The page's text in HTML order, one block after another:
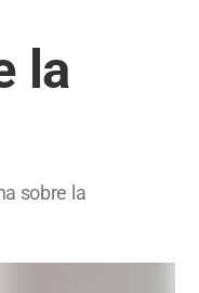
la
sobre la